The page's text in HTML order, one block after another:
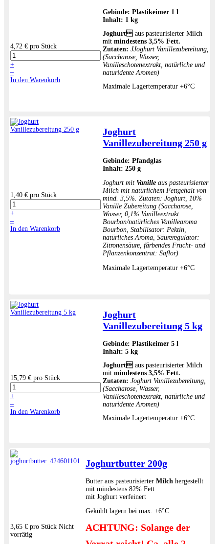
4,72 € pro Stück
+
–
In den Warenkorb
Gebinde: Plastikeimer 1 l
Inhalt: 1 kg
Joghurt aus pasteurisierter Milch
mit mindestens 3,5% Fett.
Zutaten: JJoghurt Vanillezubereitung,
(Saccharose, Wasser,
Vanilleschotenextrakt, natürliche und
naturidente Aromen)
Maximale Lagertemperatur +6°C
1,40 € pro Stück
+
–
In den Warenkorb
Joghurt
Vanillezubereitung 250 g
Gebinde: Pfandglas
Inhalt: 250 g
Joghurt mit Vanille aus pasteurisierter
Milch mit natürlichem Fettgehalt von
mind. 3,5%. Zutaten: Joghurt, 10%
Vanille Zubereitung (Saccharose,
Wasser, 0,1% Vanilleextrakt
Bourbon/natürliches Vanillearoma
Bourbon, Stabilisator: Pektin,
natürliches Aroma, Säureregulator:
Zitronensäure, färbendes Frucht- und
Pflanzenkonzentrat: Saflor)
Maximale Lagertemperatur +6°C
15,79 € pro Stück
+
–
In den Warenkorb
Joghurt
Vanillezubereitung 5 kg
Gebinde: Plastikeimer 5 l
Inhalt: 5 kg
Joghurt aus pasteurisierter Milch
mit mindestens 3,5% Fett.
Zutaten: Joghurt Vanillezubereitung,
(Saccharose, Wasser,
Vanilleschotenextrakt, natürliche und
naturidente Aromen)
Maximale Lagertemperatur +6°C
3,65 € pro Stück Nicht
vorrätig
Joghurtbutter 200g
Butter aus pasteurisierter Milch hergestellt
mit mindestens 82% Fett
mit Joghurt verfeinert
Gekühlt lagern bei max. +6°C
ACHTUNG: Solange der